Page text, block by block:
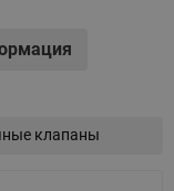
клапаны